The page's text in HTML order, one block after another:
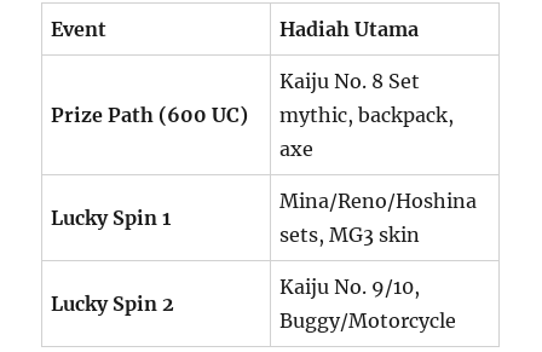
Event Hadiah Utama
Prize Path (600 UC)
Kaiju No. 8 Set
mythic, backpack,
axe
Lucky Spin 1
Mina/Reno/Hoshina
sets, MG3 skin
Lucky Spin 2
Kaiju No. 9/10,
Buggy/Motorcycle